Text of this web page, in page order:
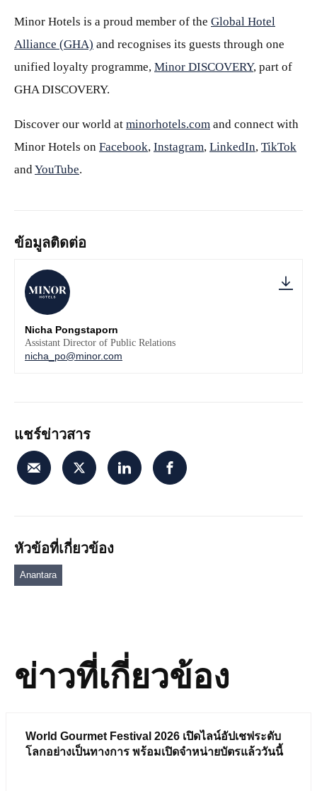
Minor Hotels is a proud member of the Global Hotel
Alliance (GHA) and recognises its guests through one
unified loyalty programme, Minor DISCOVERY, part of
GHA DISCOVERY.
Discover our world at minorhotels.com and connect with
Minor Hotels on Facebook, Instagram, LinkedIn, TikTok
andYouTube.
ข้อมูลติดต่อ
Nicha Pongstaporn
Assistant Director of Public Relations
nicha_po@minor.com
แชร์ข่าวสาร
หัวข้อที่เกี่ยวข้อง
Anantara
ข่าวที่เกี่ยวข้อง
World Gourmet Festival 2026 เปิดไลน์อัปเชฟระดับ
โลกอย่างเป็นทางการ พร้อมเปิดจำหน่ายบัตรแล้ววันนี้